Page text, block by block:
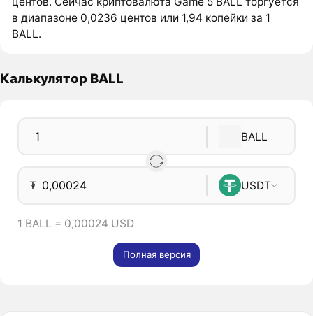
в диапазоне 0,0236 центов или 1,94 копейки за 1
BALL.
Калькулятор BALL
BALL
₮ USDT
1 BALL = 0,00024 USD
Полная версия